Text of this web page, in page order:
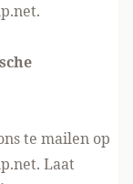
.
te mailen op
. Laat